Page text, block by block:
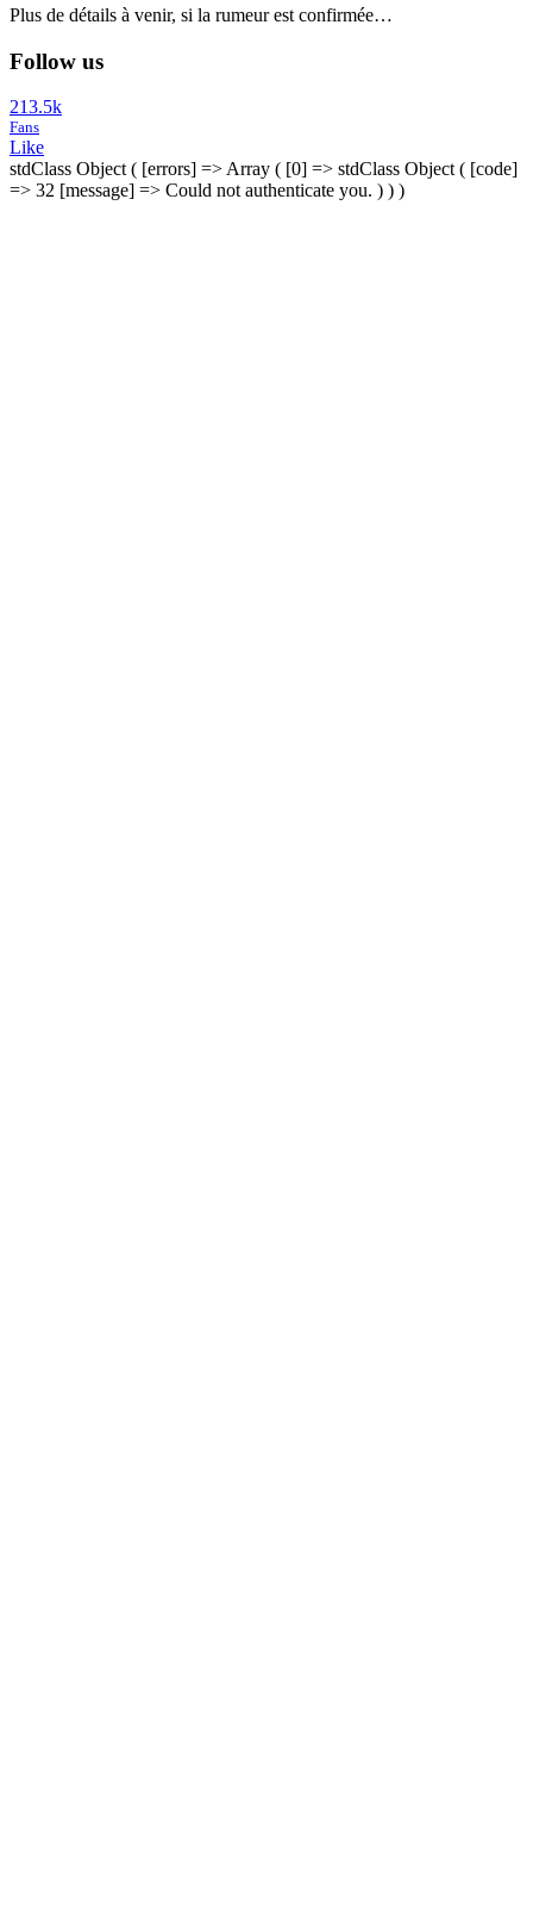
Plus de détails à venir, si la rumeur est confirmée…
Follow us
213.5k
Fans
Like
stdClass Object ( [errors] => Array ( [0] => stdClass Object ( [code]
=> 32 [message] => Could not authenticate you. ) ) )